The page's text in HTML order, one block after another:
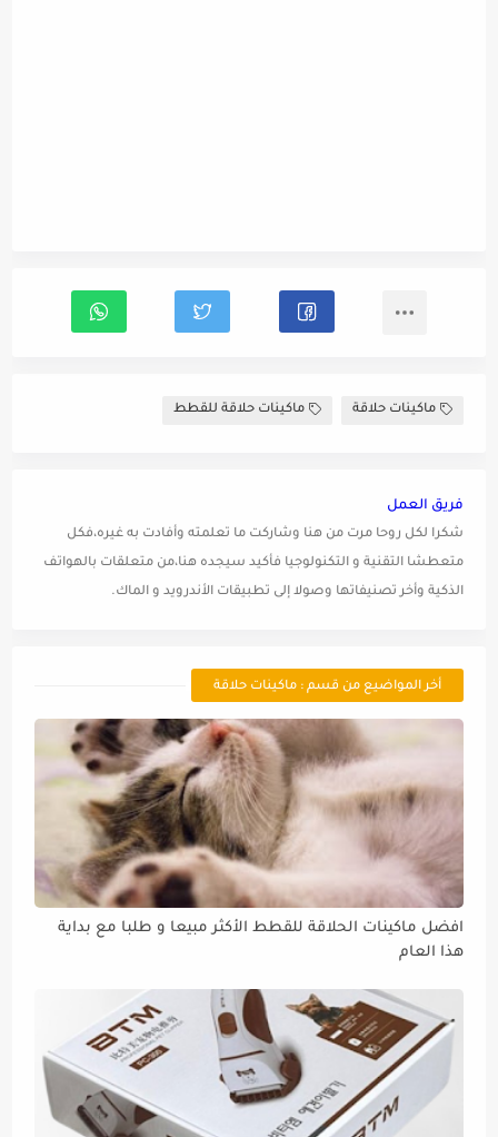
ماكينات حلاقة ماكينات حلاقة للقطط
فريق العمل
شكرا لكل روحا مرت من هنا وشاركت ما تعلمته وأفادت به غيره،فكل
متعطشا التقنية و التكنولوجيا فأكيد سيجده هنا،من متعلقات بالهواتف
الذكية وأخر تصنيفاتها وصولا إلى تطبيقات الأندرويد و الماك.
أخر المواضيع من قسم : ماكينات حلاقة
افضل ماكينات الحلاقة للقطط الأكثر مبيعا و طلبا مع بداية
هذا العام